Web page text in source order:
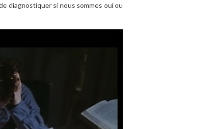
diagnostiquer si nous sommes oui ou